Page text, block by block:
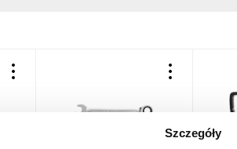
Szczegóły